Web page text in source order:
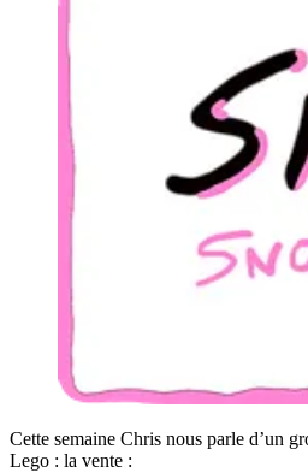
Cette semaine Chris nous parle d’un
Lego : la vente :